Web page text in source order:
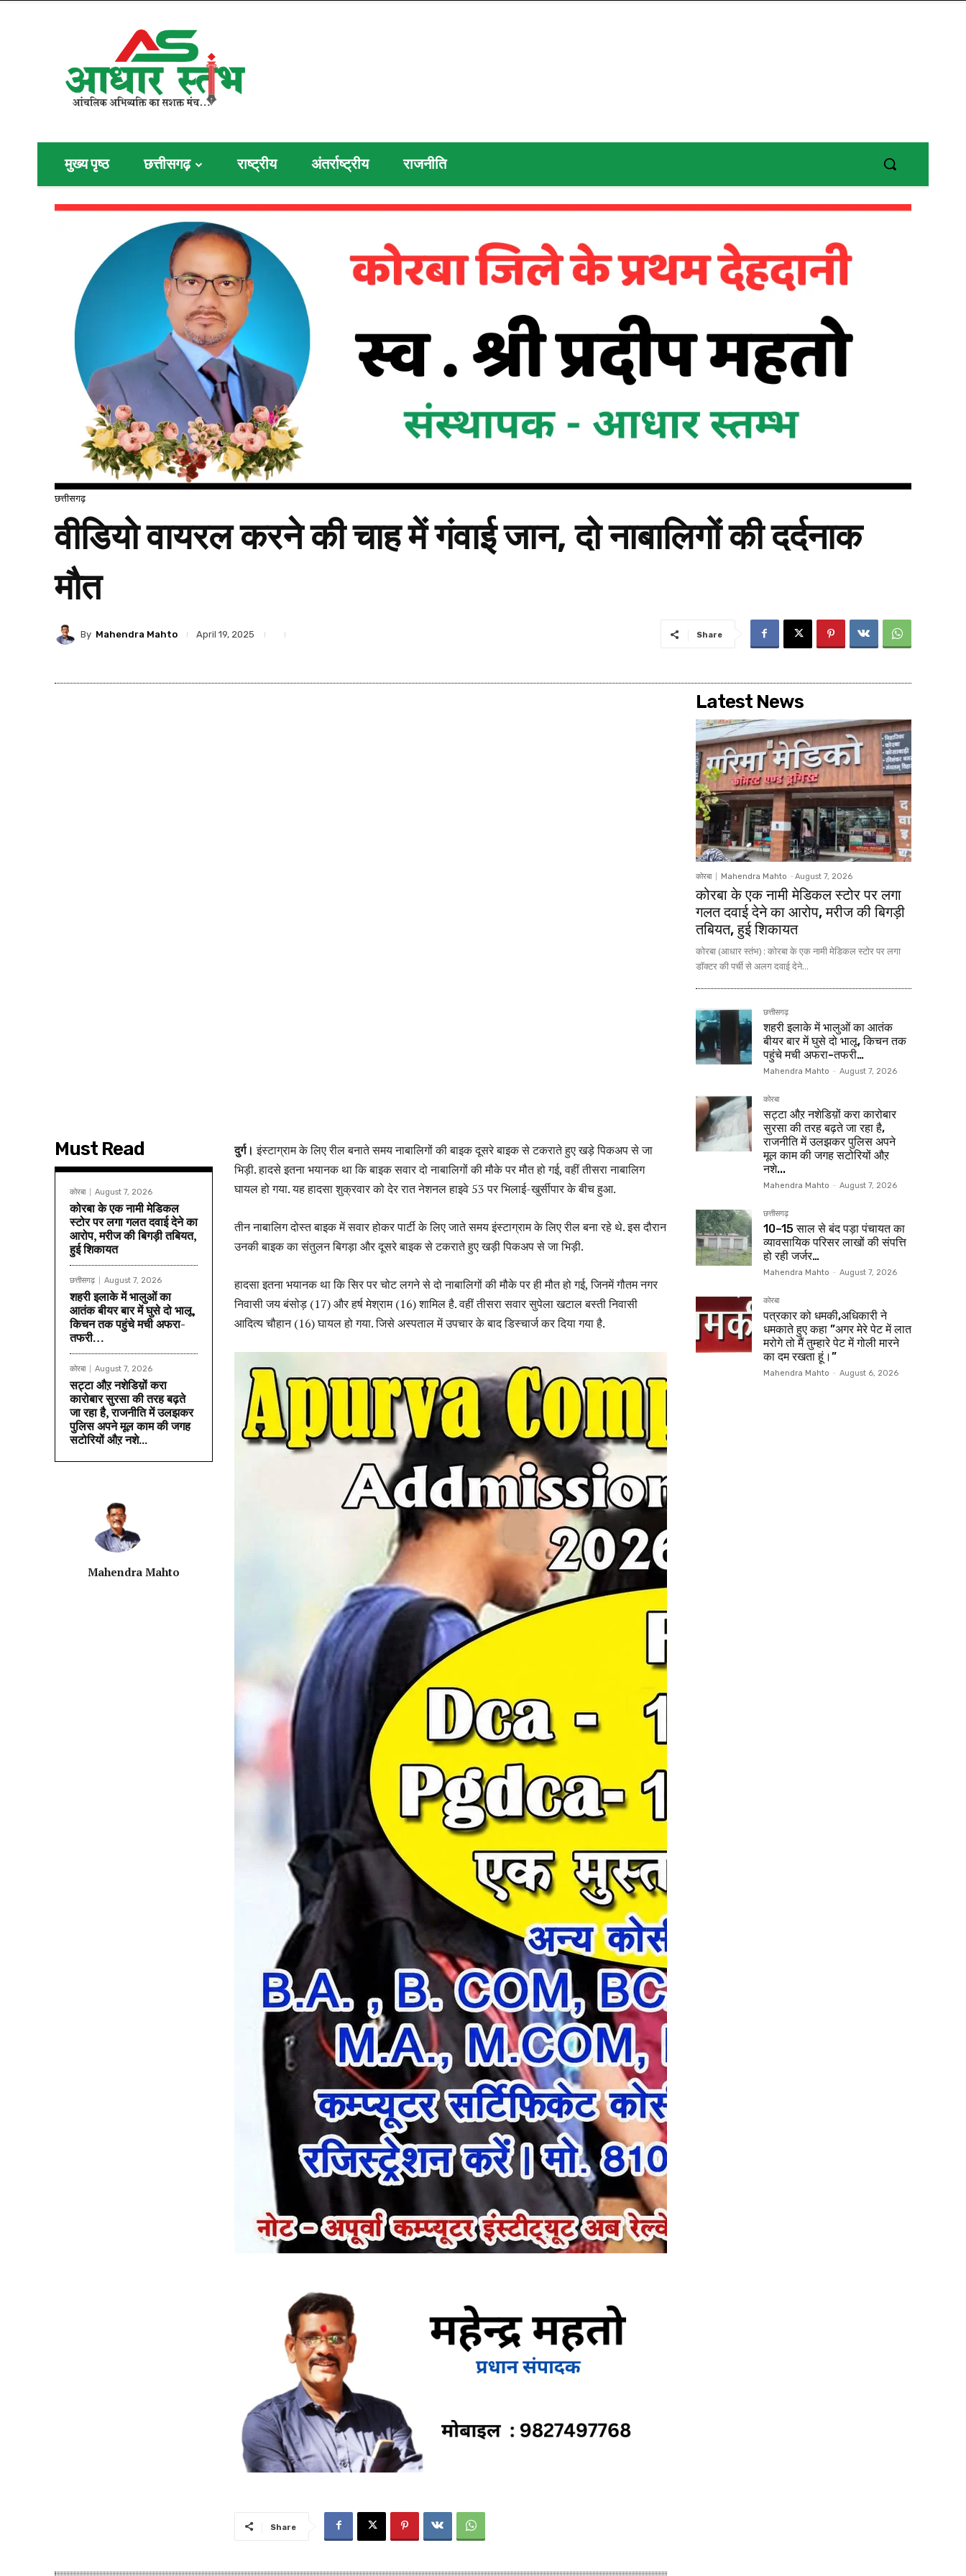
मुख्य पृष्ठ छत्तीसगढ़ राष्ट्रीय अंतर्राष्ट्रीय राजनीति
छत्तीसगढ़
वीडियो वायरल करने की चाह में गंवाई जान, दो नाबालिगों की दर्दनाक
मौत
By Mahendra Mahto April 19, 2025 Share
Must Read
कोरबा August 7, 2026
कोरबा के एक नामी मेडिकल
स्टोर पर लगा गलत दवाई देने का
आरोप, मरीज की बिगड़ी तबियत,
हुई शिकायत
छत्तीसगढ़ August 7, 2026
शहरी इलाके में भालुओं का
आतंक बीयर बार में घुसे दो भालू,
किचन तक पहुंचे मची अफरा-
तफरी…
कोरबा August 7, 2026
सट्टा औऱ नशेडिय़ों करा
कारोबार सुरसा की तरह बढ़ते
जा रहा है, राजनीति में उलझकर
पुलिस अपने मूल काम की जगह
सटोरियों औऱ नशे...
Mahendra Mahto
दुर्ग। इंस्टाग्राम के लिए रील बनाते समय नाबालिगों की बाइक दूसरे बाइक से टकराते हुए खड़े पिकअप से जा
भिड़ी. हादसे इतना भयानक था कि बाइक सवार दो नाबालिगों की मौके पर मौत हो गई, वहीं तीसरा नाबालिग
घायल हो गया. यह हादसा शुक्रवार को देर रात नेशनल हाइवे 53 पर भिलाई-खुर्सीपार के बीच हुआ.
तीन नाबालिग दोस्त बाइक में सवार होकर पार्टी के लिए जाते समय इंस्टाग्राम के लिए रील बना रहे थे. इस दौरान
उनकी बाइक का संतुलन बिगड़ा और दूसरे बाइक से टकराते हुए खड़ी पिकअप से जा भिड़ी.
हादसा इतना भयानक था कि सिर पर चोट लगने से दो नाबालिगों की मौके पर ही मौत हो गई, जिनमें गौतम नगर
निवासी जय बंसोड़ (17) और हर्ष मेश्राम (16) शामिल है. वहीं तीसरा सवार सुपेला खटाल बस्ती निवासी
आदित्य चौहान (16) घायल हो गया. जिसे अस्पताल में उपचार के बाद डिस्चार्ज कर दिया गया है.
Share
Latest News
कोरबा Mahendra Mahto - August 7, 2026
कोरबा के एक नामी मेडिकल स्टोर पर लगा
गलत दवाई देने का आरोप, मरीज की बिगड़ी
तबियत, हुई शिकायत
कोरबा (आधार स्तंभ) : कोरबा के एक नामी मेडिकल स्टोर पर लगा
डॉक्टर की पर्ची से अलग दवाई देने...
छत्तीसगढ़
शहरी इलाके में भालुओं का आतंक
बीयर बार में घुसे दो भालू, किचन तक
पहुंचे मची अफरा-तफरी…
Mahendra Mahto - August 7, 2026
कोरबा
सट्टा औऱ नशेडिय़ों करा कारोबार
सुरसा की तरह बढ़ते जा रहा है,
राजनीति में उलझकर पुलिस अपने
मूल काम की जगह सटोरियों औऱ
नशे...
Mahendra Mahto - August 7, 2026
छत्तीसगढ़
10–15 साल से बंद पड़ा पंचायत का
व्यावसायिक परिसर लाखों की संपत्ति
हो रही जर्जर…
Mahendra Mahto - August 7, 2026
कोरबा
पत्रकार को धमकी,अधिकारी ने
धमकाते हुए कहा ”अगर मेरे पेट में लात
मरोगे तो मैं तुम्हारे पेट में गोली मारने
का दम रखता हूं।”
Mahendra Mahto - August 6, 2026